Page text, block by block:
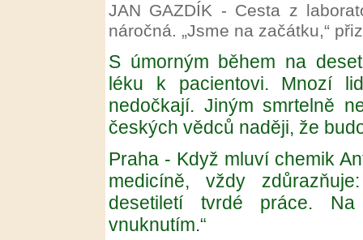
JAN GAZDÍK - Cesta z
náročná. „Jsme na začátku,“
S úmorným během na
léku k pacientovi. Mnozí
nedočkají. Jiným smrtelně
českých vědců naději, že
Praha - Když mluví chemik
medicíně, vždy
desetiletí tvrdé práce.
vnuknutím.“